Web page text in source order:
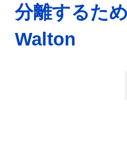
分離するた
Walton